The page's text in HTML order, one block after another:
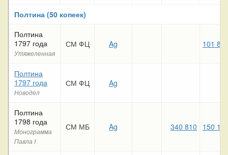
Полтина (50 копеек)
Полтина
1797 года
Утяжеленная
СМ ФЦ Ag 101
Полтина
1797 года
Новодел
СМ ФЦ Ag
Полтина
1798 года
Монограмма
Павла I
СМ МБ Ag 340 810 150